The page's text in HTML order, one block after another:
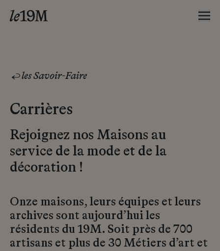
les Savoir-Faire
Carrières
Rejoignez nos Maisons au
service de la mode et de la
décoration !
Onze maisons, leurs équipes et leurs
archives sont aujourd’hui les
résidents du 19M. Soit près de 700
artisans et plus de 30 Métiers d’art et